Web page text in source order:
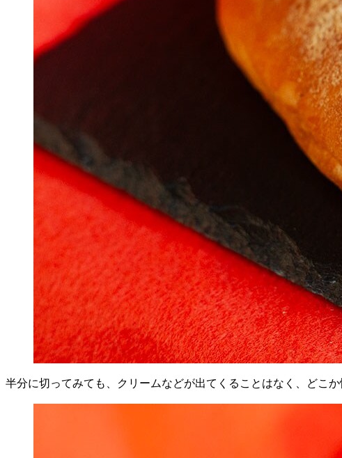
半分に切ってみても、クリームなどが出てくることはなく、どこ